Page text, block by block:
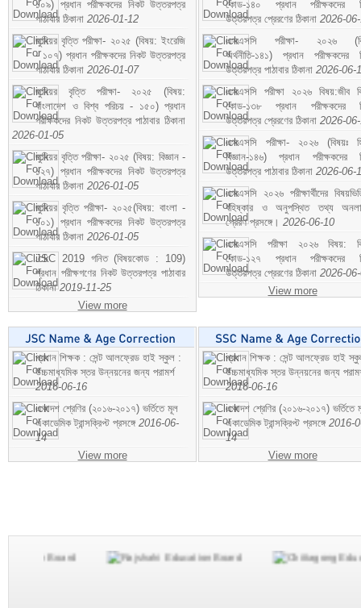
১০৯) প্রধান পরীক্ষকদের নিকট উত্তরপত্র
পাঠাবার ঠিকানা 2026-01-12
জুনিয়র বৃত্তি পরীক্ষা- ২০২৫ (বিষয়: ইংরেজি
- ১০৭) প্রধান পরীক্ষকদের নিকট উত্তরপত্র
পাঠাবার ঠিকানা 2026-01-07
জুনিয়র বৃত্তি পরীক্ষা- ২০২৫ (বিষয়:
বাংলাদেশ ও বিশ্ব পরিচয় - ১৫০) প্রধান
পরীক্ষকদের নিকট উত্তরপত্র পাঠাবার ঠিকানা
2026-01-05
জুনিয়র বৃত্তি পরীক্ষা- ২০২৫ (বিষয়: বিজ্ঞান -
১২৭) প্রধান পরীক্ষকদের নিকট উত্তরপত্র
পাঠাবার ঠিকানা 2026-01-05
জুনিয়র বৃত্তি পরীক্ষা- ২০২৫(বিষয়: বাংলা -
১০১) প্রধান পরীক্ষকদের নিকট উত্তরপত্র
পাঠাবার ঠিকানা 2026-01-05
JSC 2019 গনিত (বিষয়কোড : 109)
প্রধান পরীক্ষগণের নিকট উত্তরপত্র পাঠাবার
ঠিকানা2019-11-25
View more
কোড-১৪০ প্রধান পরীক্ষকদের
উত্তরপত্র প্রেরণের ঠিকানা 2026-
এসএসসি পরীক্ষা- ২০২৬
অর্থনীতি-১৪১) প্রধান পরীক্ষকদের
উত্তরপত্র পাঠাবার ঠিকানা 2026-06-
এসএসসি পরীক্ষা ২০২৬ বিষয়:জীব
কোড-১৩৮ প্রধান পরীক্ষকদের
উত্তরপত্র প্রেরণের ঠিকানা 2026-
এসএসসি পরীক্ষা- ২০২৬ (বিষয়ঃ
বিজ্ঞান-১৪৬) প্রধান পরীক্ষকদের
উত্তরপত্র পাঠাবার ঠিকানা 2026-06-
এসএসসি ২০২৬ পরীক্ষার্থীদের
বহিষ্কার ও অনুপস্থিত তথ্য
প্রেরণ প্রসঙ্গে। 2026-06-10
এসএসসি পরীক্ষা ২০২৬ বিষয়:
কোড-১২৭ প্রধান পরীক্ষকদের
উত্তরপত্র প্রেরণের ঠিকানা 2026-
View more
প্রধান শিক্ষক : সেন্ট আলফ্রেড হাই স্কুল :
উচ্চমাধ্যমিক স্তর উন্নয়নের জন্য পরামর্শ
2016-06-16
একাদশ শ্রেণির (২০১৬-২০১৭) ভর্তিতে মূল
একাডেমিক ট্রান্সক্রিপ্ট প্রসঙ্গে 2016-06-
14
View more
প্রধান শিক্ষক : সেন্ট আলফ্রেড হাই
উচ্চমাধ্যমিক স্তর উন্নয়নের জন্য
2016-06-16
একাদশ শ্রেণির (২০১৬-২০১৭) ভর্তিতে
একাডেমিক ট্রান্সক্রিপ্ট প্রসঙ্গে 2016-
14
View more